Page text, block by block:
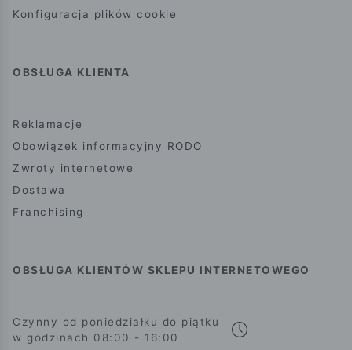
Konfiguracja plików cookie
OBSŁUGA KLIENTA
Reklamacje
Obowiązek informacyjny RODO
Zwroty internetowe
Dostawa
Franchising
OBSŁUGA KLIENTÓW SKLEPU INTERNETOWEGO
Czynny od poniedziałku do piątku
w godzinach 08:00 - 16:00